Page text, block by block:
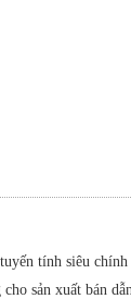
tính siêu chính
sản xuất bán